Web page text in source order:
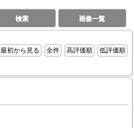
検索 画像一覧
最初から見る 全件 高評価順
低評価順